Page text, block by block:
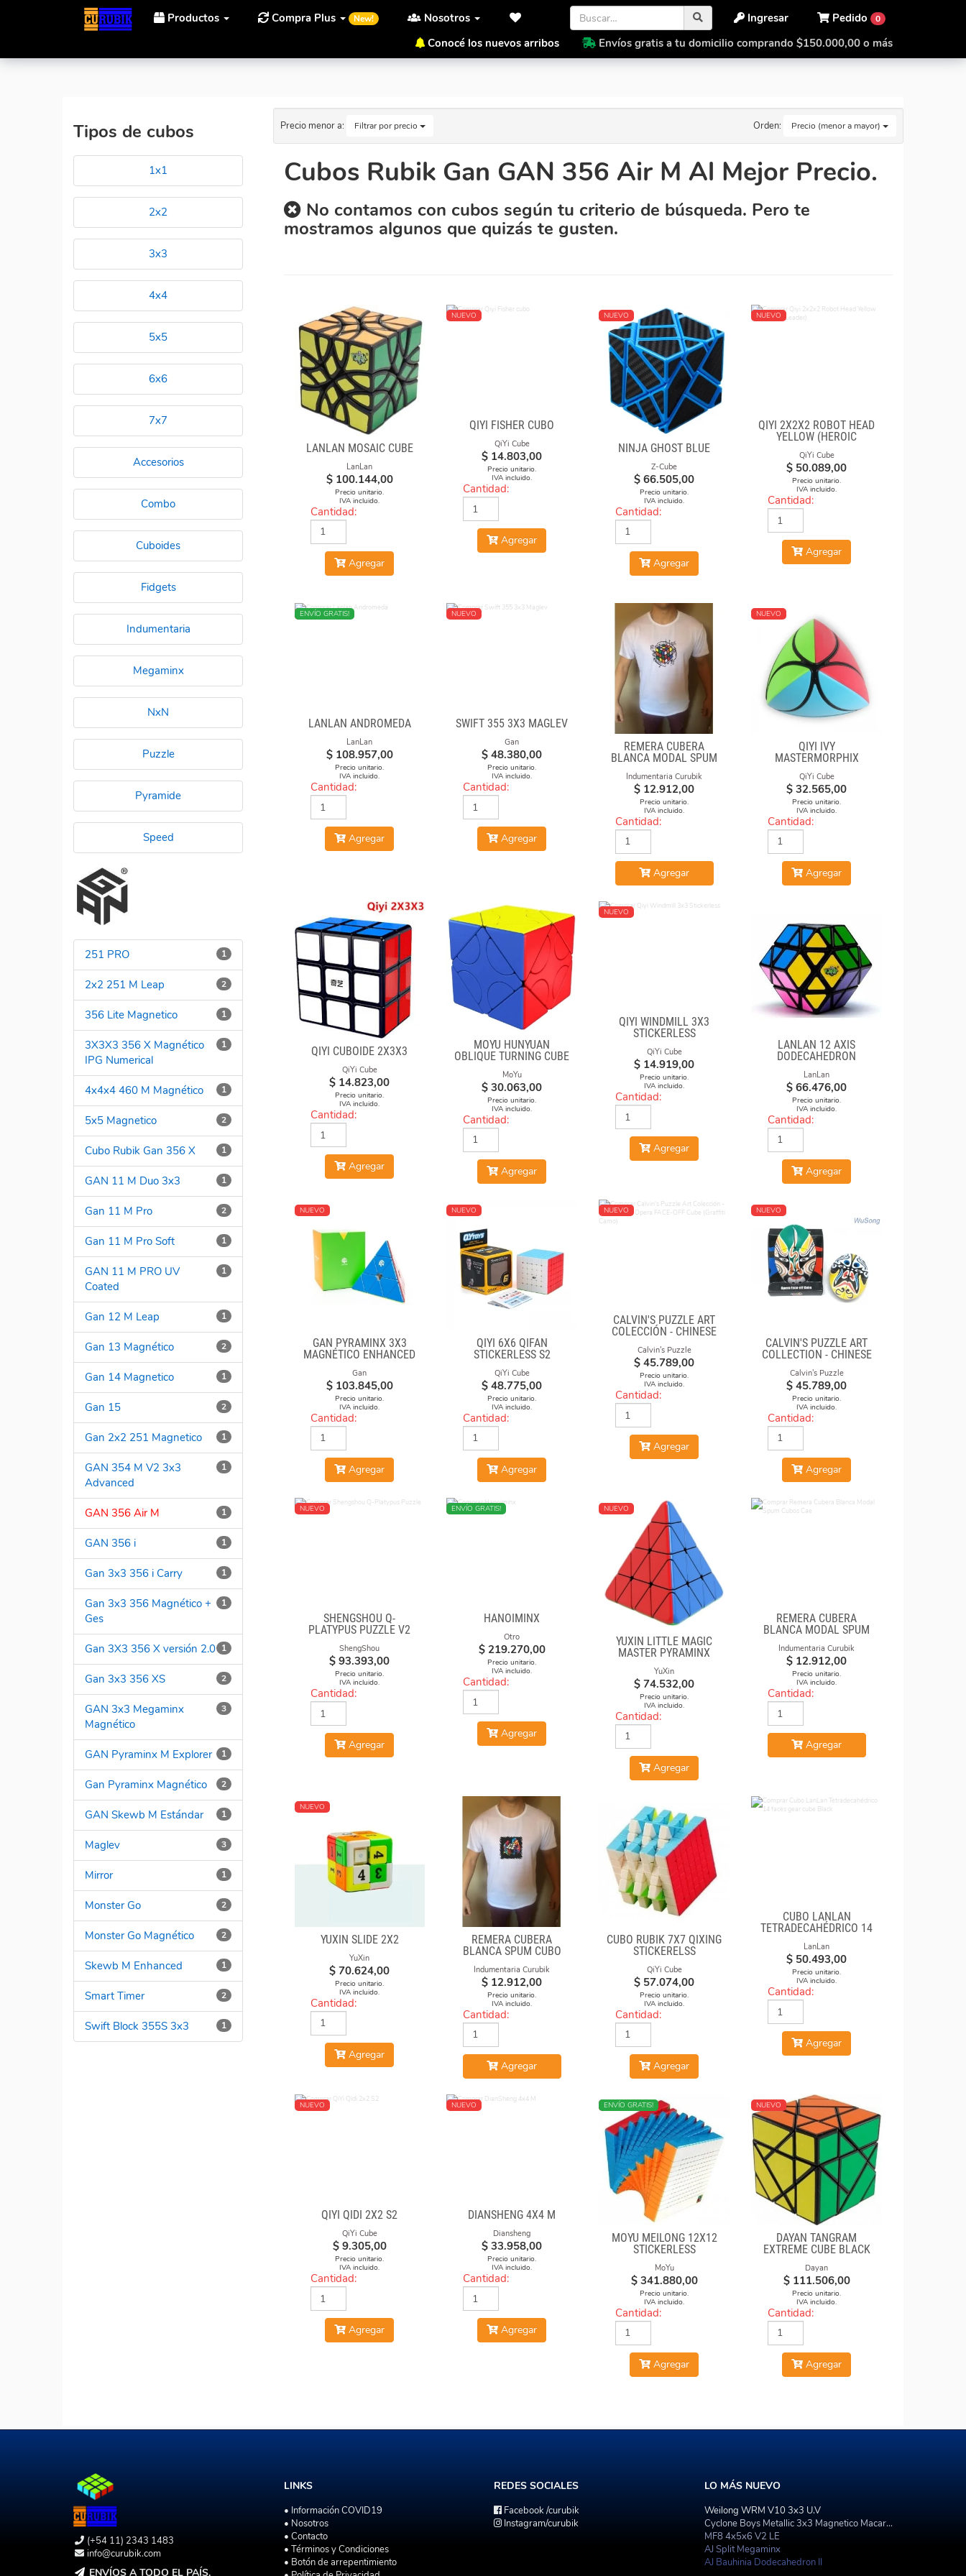
Productos Compra Plus New! Nosotros Pedido 0
Ingresar
Conocé los nuevos arribos
Envíos gratis a tu domicilio comprando $150.000,00 o más
Tipos de cubos
1x1
2x2
3x3
4x4
5x5
6x6
7x7
Accesorios
Combo
Cuboides
Fidgets
Indumentaria
Megaminx
NxN
Puzzle
Pyramide
Speed
1
251 PRO
2
2x2 251 M Leap
1
356 Lite Magnetico
1
3X3X3 356 X Magnético
IPG Numerical
1
4x4x4 460 M Magnético
2
5x5 Magnetico
1
Cubo Rubik Gan 356 X
1
GAN 11 M Duo 3x3
2
Gan 11 M Pro
1
Gan 11 M Pro Soft
1
GAN 11 M PRO UV
Coated
1
Gan 12 M Leap
2
Gan 13 Magnético
1
Gan 14 Magnetico
2
Gan 15
1
Gan 2x2 251 Magnetico
1
GAN 354 M V2 3x3
Advanced
1
GAN 356 Air M
1
GAN 356 i
1
Gan 3x3 356 i Carry
1
Gan 3x3 356 Magnético +
Ges
1
Gan 3X3 356 X versión 2.0
2
Gan 3x3 356 XS
3
GAN 3x3 Megaminx
Magnético
1
GAN Pyraminx M Explorer
2
Gan Pyraminx Magnético
1
GAN Skewb M Estándar
3
Maglev
1
Mirror
2
Monster Go
2
Monster Go Magnético
1
Skewb M Enhanced
2
Smart Timer
1
Swift Block 355S 3x3
Precio menor a: Filtrar por precio Orden: Precio (menor a mayor)
Cubos Rubik Gan GAN 356 Air M Al Mejor Precio.
No contamos con cubos según tu criterio de búsqueda. Pero te
mostramos algunos que quizás te gusten.
LANLAN MOSAIC CUBE
LanLan
$ 100.144,00
Precio unitario.
IVA incluido.
Cantidad:
Agregar
NUEVO
QIYI FISHER CUBO
QiYi Cube
$ 14.803,00
Precio unitario.
IVA incluido.
Cantidad:
Agregar
NUEVO
NINJA GHOST BLUE
Z-Cube
$ 66.505,00
Precio unitario.
IVA incluido.
Cantidad:
Agregar
NUEVO
QIYI 2X2X2 ROBOT HEAD
YELLOW (HEROIC
LEADER)
QiYi Cube
$ 50.089,00
Precio unitario.
IVA incluido.
Cantidad:
Agregar
NUEVO
ENVÍO GRATIS!
LANLAN ANDROMEDA
LanLan
$ 108.957,00
Precio unitario.
IVA incluido.
Cantidad:
Agregar
NUEVO
SWIFT 355 3X3 MAGLEV
Gan
$ 48.380,00
Precio unitario.
IVA incluido.
Cantidad:
Agregar
REMERA CUBERA
BLANCA MODAL SPUM
CUBO CON FORMULAS
Indumentaria Curubik
$ 12.912,00
Precio unitario.
IVA incluido.
Cantidad:
Agregar
NUEVO
QIYI IVY
MASTERMORPHIX
QiYi Cube
$ 32.565,00
Precio unitario.
IVA incluido.
Cantidad:
Agregar
QIYI CUBOIDE 2X3X3
QiYi Cube
$ 14.823,00
Precio unitario.
IVA incluido.
Cantidad:
Agregar
MOYU HUNYUAN
OBLIQUE TURNING CUBE
1 MIXUP SKEWB
MoYu
$ 30.063,00
Precio unitario.
IVA incluido.
Cantidad:
Agregar
NUEVO
QIYI WINDMILL 3X3
STICKERLESS
QiYi Cube
$ 14.919,00
Precio unitario.
IVA incluido.
Cantidad:
Agregar
LANLAN 12 AXIS
DODECAHEDRON
DIAMOND CUBE
LanLan
$ 66.476,00
Precio unitario.
IVA incluido.
Cantidad:
Agregar
NUEVO
GAN PYRAMINX 3X3
MAGNÉTICO ENHANCED
Gan
$ 103.845,00
Precio unitario.
IVA incluido.
Cantidad:
Agregar
NUEVO
QIYI 6X6 QIFAN
STICKERLESS S2
QiYi Cube
$ 48.775,00
Precio unitario.
IVA incluido.
Cantidad:
Agregar
NUEVO
CALVIN'S PUZZLE ART
COLECCIÓN - CHINESE
OPERA FACE-OFF CUBE
(GRAFFITI CAMO)
Calvin's Puzzle
$ 45.789,00
Precio unitario.
IVA incluido.
Cantidad:
Agregar
NUEVO
CALVIN'S PUZZLE ART
COLLECTION - CHINESE
OPERA FACE-OFF CUBE
(GREEN & YELLOW
MASKS)
Calvin's Puzzle
$ 45.789,00
Precio unitario.
IVA incluido.
Cantidad:
Agregar
NUEVO
SHENGSHOU Q-
PLATYPUS PUZZLE V2
ShengShou
$ 93.393,00
Precio unitario.
IVA incluido.
Cantidad:
Agregar
NUEVO
ENVÍO GRATIS!
HANOIMINX
Otro
$ 219.270,00
Precio unitario.
IVA incluido.
Cantidad:
Agregar
NUEVO
YUXIN LITTLE MAGIC
MASTER PYRAMINX
YuXin
$ 74.532,00
Precio unitario.
IVA incluido.
Cantidad:
Agregar
REMERA CUBERA
BLANCA MODAL SPUM
Indumentaria Curubik
$ 12.912,00
Precio unitario.
IVA incluido.
Cantidad:
Agregar
NUEVO
YUXIN SLIDE 2X2
YuXin
$ 70.624,00
Precio unitario.
IVA incluido.
Cantidad:
Agregar
REMERA CUBERA
BLANCA SPUM CUBO
Indumentaria Curubik
$ 12.912,00
Precio unitario.
IVA incluido.
Cantidad:
Agregar
CUBO RUBIK 7X7 QIXING
STICKERELSS
QiYi Cube
$ 57.074,00
Precio unitario.
IVA incluido.
Cantidad:
Agregar
CUBO LANLAN
TETRADECAHÉDRICO 14
FACES GEAR CUBE
BLACK
LanLan
$ 50.493,00
Precio unitario.
IVA incluido.
Cantidad:
Agregar
NUEVO
QIYI QIDI 2X2 S2
QiYi Cube
$ 9.305,00
Precio unitario.
IVA incluido.
Cantidad:
Agregar
NUEVO
DIANSHENG 4X4 M
Diansheng
$ 33.958,00
Precio unitario.
IVA incluido.
Cantidad:
Agregar
NUEVO
ENVÍO GRATIS!
MOYU MEILONG 12X12
STICKERLESS
MoYu
$ 341.880,00
Precio unitario.
IVA incluido.
Cantidad:
Agregar
NUEVO
DAYAN TANGRAM
EXTREME CUBE BLACK
Dayan
$ 111.506,00
Precio unitario.
IVA incluido.
Cantidad:
Agregar
(+54 11) 2343 1483
info@curubik.com
ENVÍOS A TODO EL PAÍS.
LINKS
• Información COVID19
• Nosotros
• Contacto
• Términos y Condiciones
• Botón de arrepentimiento
REDES SOCIALES
Facebook/curubik
Instagram/curubik
LO MÁS NUEVO
Weilong WRM V10 3x3 U.V
Cyclone Boys Metallic 3x3 Magnetico Macaron
MF8 4x5x6 V2 LE
AJ Split Megaminx
AJ Bauhinia Dodecahedron II